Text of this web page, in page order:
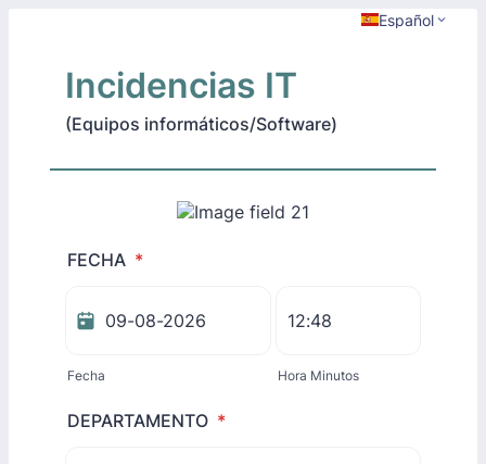
Español
Incidencias IT
(Equipos informáticos/Software)
FECHA *
Fecha Hora Minutos
DEPARTAMENTO *